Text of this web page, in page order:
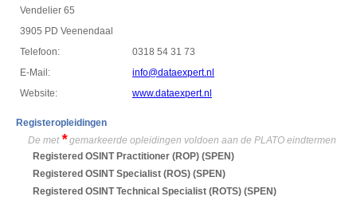
Vendelier 65
3905 PD Veenendaal
Telefoon:
0318 54 31 73
E-Mail:
info@dataexpert.nl
Website:
www.dataexpert.nl
Registeropleidingen
De met *gemarkeerde opleidingen voldoen aan de PLATO eindtermen
Registered OSINT Practitioner (ROP) (SPEN)
Registered OSINT Specialist (ROS) (SPEN)
Registered OSINT Technical Specialist (ROTS) (SPEN)